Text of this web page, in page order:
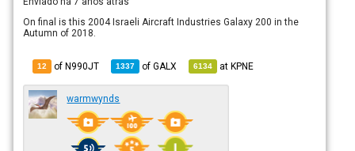
On final is this 2004 Israeli Aircraft Industries Galaxy 200 in the
Autumn of 2018.
12 of N990JT 1337 ofGALX 6134 atKPNE
warmwynds